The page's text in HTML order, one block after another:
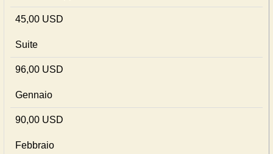
45,00 USD
Suite
96,00 USD
Gennaio
90,00 USD
Febbraio